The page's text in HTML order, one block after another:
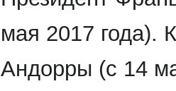
мая 2017 года).
Андорры (с 14